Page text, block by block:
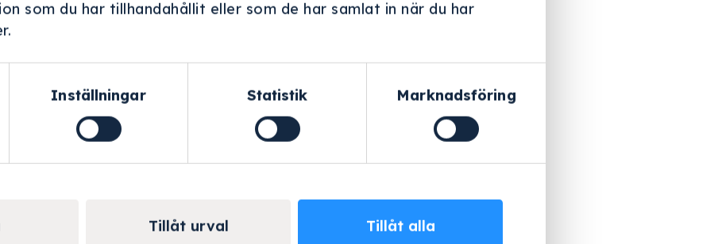
som du har tillhandahållit eller som de har samlat in när du har
Inställningar Statistik Marknadsföring
Tillåt urval Tillåt alla
Helskärm